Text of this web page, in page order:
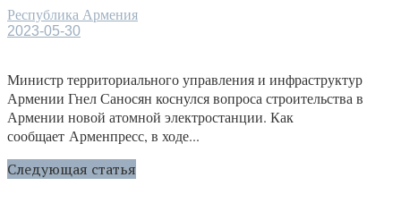
Республика Армения
2023-05-30
Министр территориального управления и инфраструктур
Армении Гнел Саносян коснулся вопроса строительства в
Армении новой атомной электростанции. Как
сообщает Арменпресс, в ходе...
Следующая статья